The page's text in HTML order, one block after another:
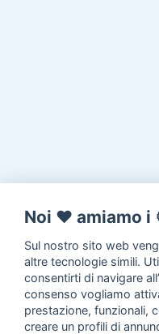
Noi ♥️ amiamo i
Sul nostro sito web
altre tecnologie simili.
consentirti di navigare
consenso vogliamo
prestazione, funzionali,
creare un profili di